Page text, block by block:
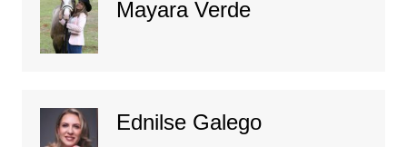
Mayara Verde
Ednilse Galego